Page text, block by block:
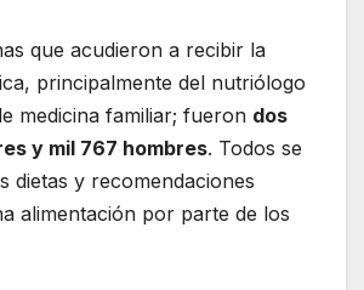
que acudieron a recibir la
principalmente del nutriólogo
medicina familiar; fueron dos
y mil 767 hombres. Todos se
dietas y recomendaciones
alimentación por parte de los